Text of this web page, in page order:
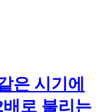
은 시기에
로 불리는